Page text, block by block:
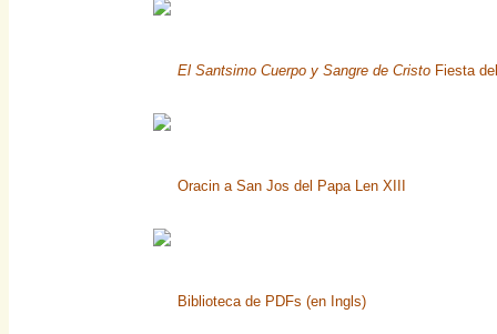
El Santsimo Cuerpo y Sangre de Cristo Fiesta
Oracin a San Jos del Papa Len XIII
Biblioteca de PDFs (en Ingls)